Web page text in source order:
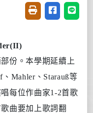
友善列印(開新視
分享至臉書
分享
份。本學期延續上
、 Mahler、 Starauß等
每位作曲家1-2首歌
曲要加上歌詞翻